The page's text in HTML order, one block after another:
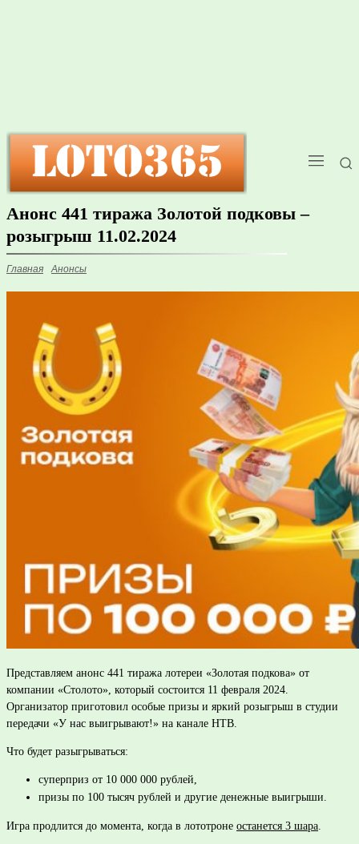
Анонс 441 тиража Золотой подковы –
розыгрыш 11.02.2024
Главная Анонсы
Представляем анонс 441 тиража лотереи «Золотая подкова» от
компании «Столото», который состоится 11 февраля 2024.
Организатор приготовил особые призы и яркий розыгрыш в студии
передачи «У нас выигрывают!» на канале НТВ.
Что будет разыгрываться:
суперприз от 10 000 000 рублей,
призы по 100 тысяч рублей и другие денежные выигрыши.
Игра продлится до момента, когда в лототроне останется 3 шара.